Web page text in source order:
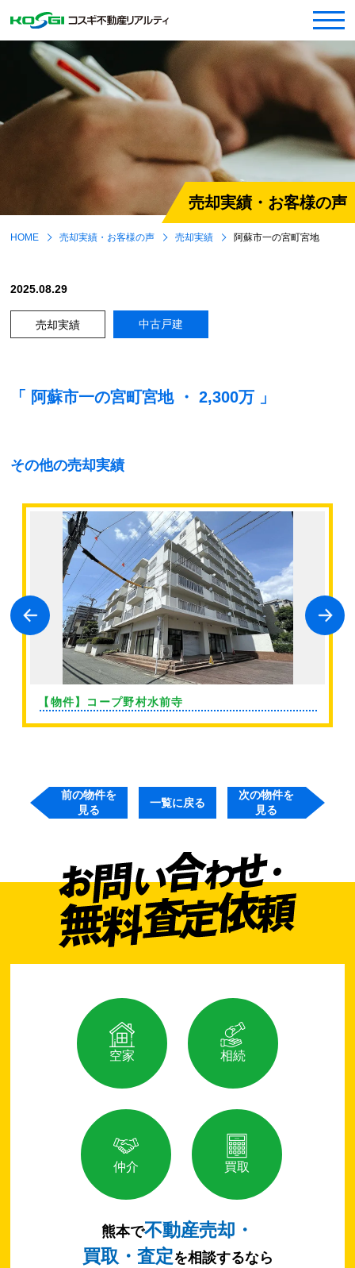
売却実績・お客様の声
HOME 売却実績・お客様の声 売却実績 阿蘇市一の宮町宮地
2025.08.29
売却実績 中古戸建
「 阿蘇市一の宮町宮地 ・ 2,300万 」
その他の売却実績
【物件】コープ野村水前寺
前の物件を
見る
一覧に戻る
次の物件を
見る
空家 相続
仲介 買取
熊本で不動産売却・
買取・査定を相談するなら